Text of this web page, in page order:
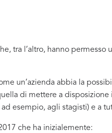
tra l’altro, hanno
un’azienda abbia la
di mettere a
esempio, agli stagisti) e a
che ha inizialemente: